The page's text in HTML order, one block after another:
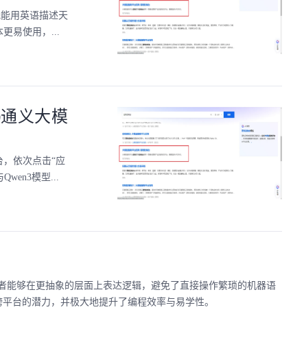
用英语描述天
更易使用，...
义大模
依次点击“应
模型...
能够在更抽象的层面上表达逻辑，避免了直接操作繁琐的机器语
台的潜力，并极大地提升了编程效率与易学性。